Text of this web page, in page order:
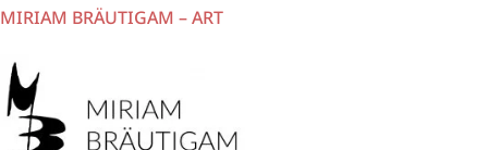
MIRIAM BRÄUTIGAM – ART